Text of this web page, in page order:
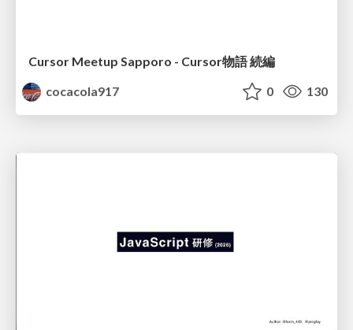
Cursor Meetup Sapporo - Cursor物語 続編
cocacola917
0 130